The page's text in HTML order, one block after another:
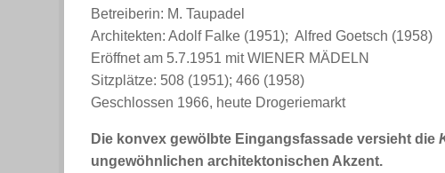
Betreiberin: M. Taupadel
Architekten: Adolf Falke (1951); Alfred Goetsch (1958)
Eröffnet am 5.7.1951 mit WIENER MÄDELN
Sitzplätze: 508 (1951); 466 (1958)
Geschlossen 1966, heute Drogeriemarkt
Die konvex gewölbte Eingangsfassade versieht die
ungewöhnlichen architektonischen Akzent.